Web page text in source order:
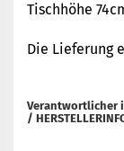
Tischhöhe
Die Lieferung
Verantwortlicher
/